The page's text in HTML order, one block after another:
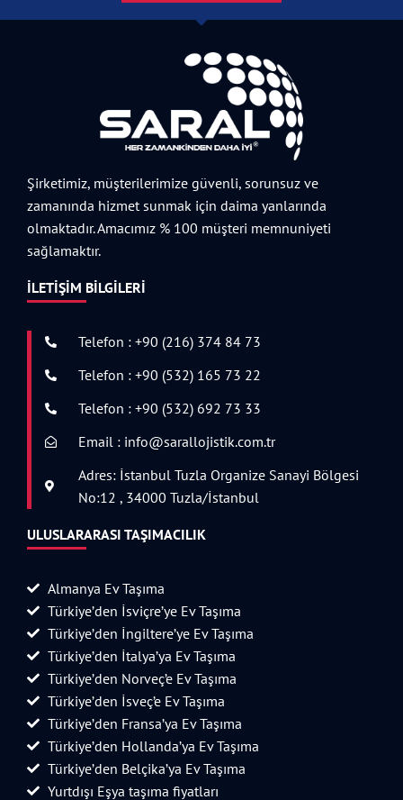
Şirketimiz, müşterilerimize güvenli, sorunsuz ve
zamanında hizmet sunmak için daima yanlarında
olmaktadır. Amacımız % 100 müşteri memnuniyeti
sağlamaktır.
İLETIŞIM BILGILERI
Telefon : +90 (216) 374 84 73
Telefon : +90 (532) 165 73 22
Telefon : +90 (532) 692 73 33
Email : info@sarallojistik.com.tr
Adres: İstanbul Tuzla Organize Sanayi Bölgesi
No:12 , 34000 Tuzla/İstanbul
ULUSLARARASI TAŞIMACILIK
Almanya Ev Taşıma
Türkiye’den İsviçre’ye Ev Taşıma
Türkiye’den İngiltere’ye Ev Taşıma
Türkiye’den İtalya’ya Ev Taşıma
Türkiye’den Norveç’e Ev Taşıma
Türkiye’den İsveç’e Ev Taşıma
Türkiye’den Fransa’ya Ev Taşıma
Türkiye’den Hollanda’ya Ev Taşıma
Türkiye’den Belçika’ya Ev Taşıma
Yurtdışı Eşya taşıma fiyatları